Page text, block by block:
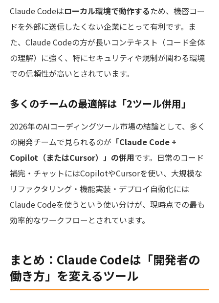
Claude Codeはローカル環境で動作するため、機密コー
ドを外部に送信したくない企業にとって有利です。ま
た、Claude Codeの方が長いコンテキスト（コード全体
の理解）に強く、特にセキュリティや規制が関わる環境
での信頼性が高いとされています。
多くのチームの最適解は「2ツール併用」
2026年のAIコーディングツール市場の結論として、多く
の開発チームで見られるのが 「Claude Code +
Copilot（またはCursor）」の併用です。日常のコード
補完・チャットにはCopilotやCursorを使い、大規模な
リファクタリング・機能実装・デプロイ自動化には
Claude Codeを使うという使い分けが、現時点での最も
効率的なワークフローとされています。
まとめ：Claude Codeは「開発者の
働き方」を変えるツール